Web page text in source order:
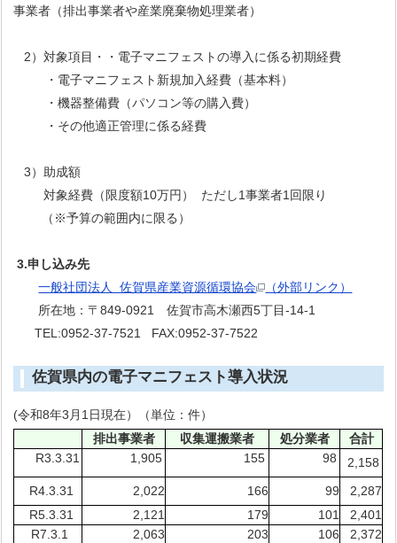
事業者（排出事業者や産業廃棄物処理業者）
2）対象項目・・電子マニフェストの導入に係る初期経費
・電子マニフェスト新規加入経費（基本料）
・機器整備費（パソコン等の購入費）
・その他適正管理に係る経費
3）助成額
対象経費（限度額10万円） ただし1事業者1回限り
（※予算の範囲内に限る）
3.申し込み先
一般社団法人 佐賀県産業資源循環協会
（外部リンク）
所在地：〒849-0921 佐賀市高木瀬西5丁目-14-1
TEL:0952-37-7521 FAX:0952-37-7522
佐賀県内の電子マニフェスト導入状況
(令和8年3月1日現在）（単位：件）
排出事業者
収集運搬業者 処分業者
合計
R3.3.31
1,905 155 98
2,158
R4.3.31
2,022 166 99
2,287
R5.3.31
2,121 179 101
2,401
R7.3.1
2,063 203 106
2,372